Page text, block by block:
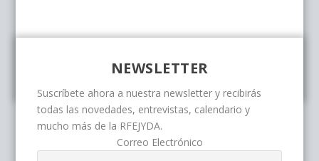
NEWSLETTER
Suscríbete ahora a nuestra newsletter y recibirás
todas las novedades, entrevistas, calendario y
mucho más de la RFEJYDA.
Correo Electrónico